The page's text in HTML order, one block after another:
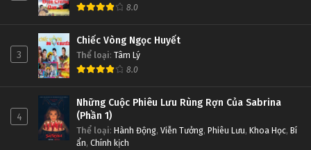
8.0
3
Chiếc Vòng Ngọc Huyết
Thể loại: Tâm Lý
8.0
4
Những Cuộc Phiêu Lưu Rùng Rợn Của Sabrina
(Phần 1)
Thể loại: Hành Động, Viễn Tưởng, Phiêu Lưu, Khoa Học, Bí
ẩn, Chính kịch